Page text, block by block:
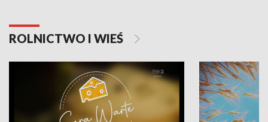
ROLNICTWO I WIEŚ